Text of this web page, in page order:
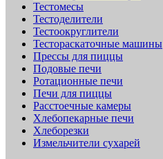
Тестомесы
Тестоделители
Тестоокруглители
Тестораскаточные машины
Прессы для пиццы
Подовые печи
Ротационные печи
Печи для пиццы
Расстоечные камеры
Хлебопекарные печи
Хлеборезки
Измельчители сухарей